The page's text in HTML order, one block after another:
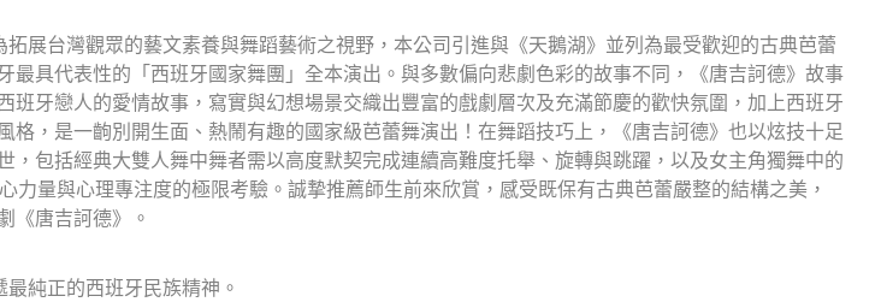
展台灣觀眾的藝文素養與舞蹈藝術之視野，本公司引進與《天鵝湖》並列為最受歡迎的古典芭蕾
最具代表性的「西班牙國家舞團」全本演出。與多數偏向悲劇色彩的故事不同，《唐吉訶德》故事
班牙戀人的愛情故事，寫實與幻想場景交織出豐富的戲劇層次及充滿節慶的歡快氛圍，加上西班牙
格，是一齣別開生面、熱鬧有趣的國家級芭蕾舞演出！在舞蹈技巧上，《唐吉訶德》也以炫技十足
，包括經典大雙人舞中舞者需以高度默契完成連續高難度托舉、旋轉與跳躍，以及女主角獨舞中的
力量與心理專注度的極限考驗。誠摯推薦師生前來欣賞，感受既保有古典芭蕾嚴整的結構之美，
《唐吉訶德》。
純正的西班牙民族精神。